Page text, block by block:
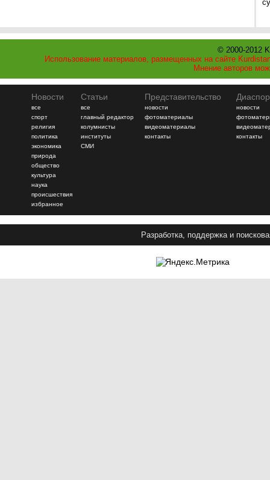
© 2000-2012
Использование материалов, размещенных на сайте
Мнение авторов
Новости
все
спорт
религия
политика
экономика
природа
общество
культура
наука
происшествия
избранное
Статьи
все
главный редактор
колумнисты
институты
СМИ
Представительство
новости
фотоматериалы
видеоматериалы
контакты
новости
контакты
Разработка, поддержка и